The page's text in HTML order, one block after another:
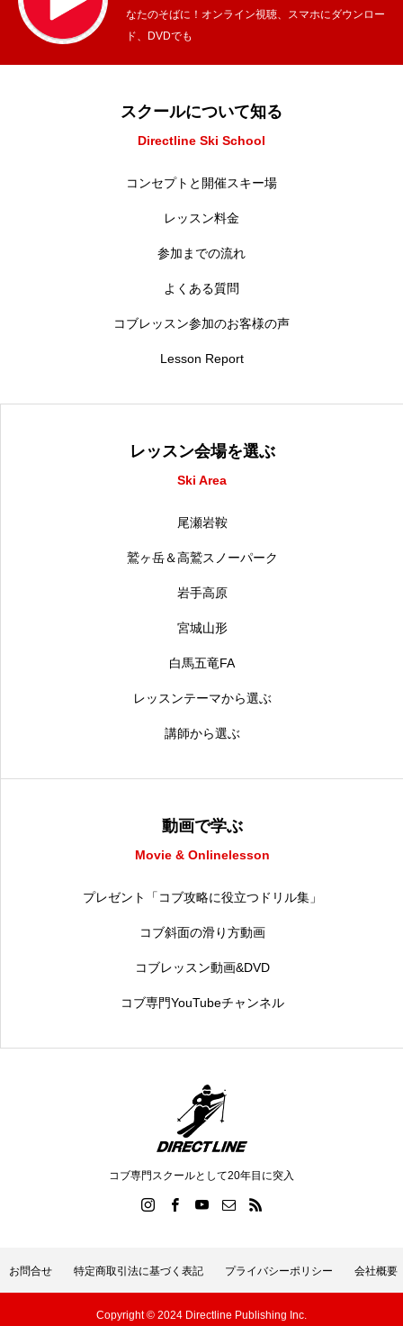
なたのそばに！オンライン視聴、スマホにダウンロー
ド、DVDでも
スクールについて知る
Directline Ski School
コンセプトと開催スキー場
レッスン料金
参加までの流れ
よくある質問
コブレッスン参加のお客様の声
Lesson Report
レッスン会場を選ぶ
Ski Area
尾瀬岩鞍
鷲ヶ岳＆高鷲スノーパーク
岩手高原
宮城山形
白馬五竜FA
レッスンテーマから選ぶ
講師から選ぶ
動画で学ぶ
Movie & Onlinelesson
プレゼント「コブ攻略に役立つドリル集」
コブ斜面の滑り方動画
コブレッスン動画&DVD
コブ専門YouTubeチャンネル
コブ専門スクールとして20年目に突入
お問合せ 特定商取引法に基づく表記 プライバシーポリシー 会社概要
Copyright © 2024 Directline Publishing Inc.